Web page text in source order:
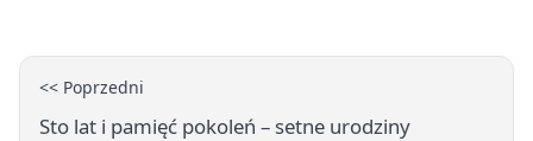
<< Poprzedni
Sto lat i pamięć pokoleń – setne urodziny